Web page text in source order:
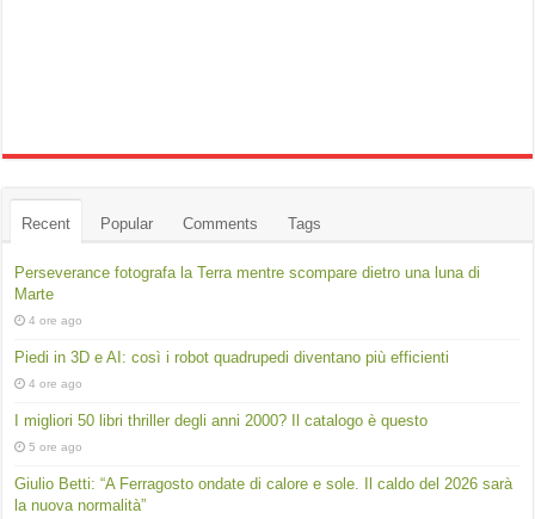
Recent Popular Comments Tags
Perseverance fotografa la Terra mentre scompare dietro una luna di
Marte
4 ore ago
Piedi in 3D e AI: così i robot quadrupedi diventano più efficienti
4 ore ago
I migliori 50 libri thriller degli anni 2000? Il catalogo è questo
5 ore ago
Giulio Betti: “A Ferragosto ondate di calore e sole. Il caldo del 2026 sarà
la nuova normalità”